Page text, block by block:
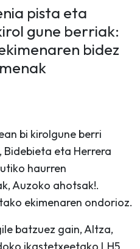
pista eta
gune berriak:
bidez
bi kirolgune berri
eta Herrera
haurren
Auzoko ahotsak!.
ekimenaren ondorioz.
batzuez gain, Altza,
ikastetxeetako LH5